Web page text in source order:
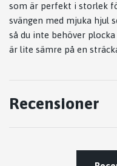
som är perfekt i storlek
svängen med mjuka hjul
så du inte behöver
är lite sämre på en
Recensioner